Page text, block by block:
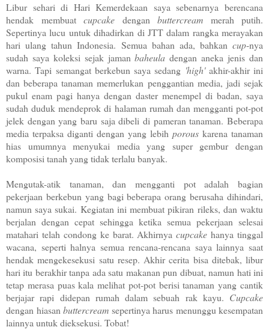
Libur sehari di Hari Kemerdekaan saya sebenarnya berencana
hendak membuat cupcake dengan buttercream merah putih.
Sepertinya lucu untuk dihadirkan di JTT dalam rangka merayakan
hari ulang tahun Indonesia. Semua bahan ada, bahkan cup-nya
sudah saya koleksi sejak jamanbaheuladengan aneka jenis dan
warna. Tapi semangat berkebun saya sedang 'high'akhir-akhir ini
dan beberapa tanaman memerlukan penggantian media, jadi sejak
pukul enam pagi hanya dengan daster menempel di badan, saya
sudah duduk mendeprok di halaman rumah dan mengganti pot-pot
jelek dengan yang baru saja dibeli di pameran tanaman. Beberapa
media terpaksa diganti dengan yang lebih porous karena tanaman
hias umumnya menyukai media yang super gembur dengan
komposisi tanah yang tidak terlalu banyak.
Mengutak-atik tanaman, dan mengganti pot adalah bagian
pekerjaan berkebun yang bagi beberapa orang berusaha dihindari,
namun saya sukai. Kegiatan ini membuat pikiran rileks, dan waktu
berjalan dengan cepat sehingga ketika semua pekerjaan selesai
matahari telah condong ke barat. Akhirnyacupcake hanya tinggal
wacana, seperti halnya semua rencana-rencana saya lainnya saat
hendak mengekesekusi satu resep. Akhir cerita bisa ditebak, libur
hari itu berakhir tanpa ada satu makanan pun dibuat, namun hati ini
tetap merasa puas kala melihat pot-pot berisi tanaman yang cantik
berjajar rapi didepan rumah dalam sebuah rak kayu. Cupcake
dengan hiasan buttercream sepertinya harus menunggu kesempatan
lainnya untuk dieksekusi. Tobat!